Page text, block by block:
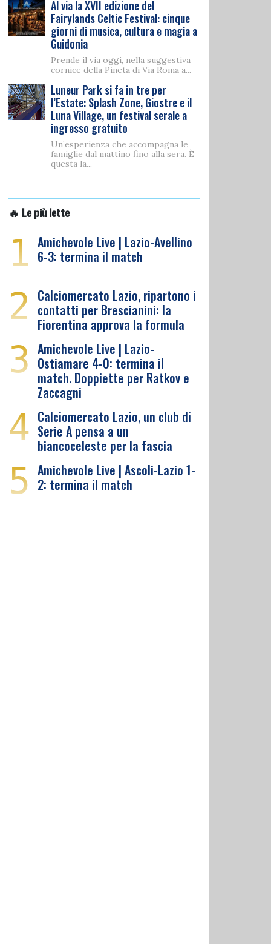
Al via la XVII edizione del
Fairylands Celtic Festival: cinque
giorni di musica, cultura e magia a
Guidonia
Prende il via oggi, nella suggestiva
cornice della Pineta di Via Roma a...
Luneur Park si fa in tre per
l’Estate: Splash Zone, Giostre e il
Luna Village, un festival serale a
ingresso gratuito
Un’esperienza che accompagna le
famiglie dal mattino fino alla sera. È
questa la...
🔥 Le più lette
1 Amichevole Live | Lazio-Avellino
6-3: termina il match
2 Calciomercato Lazio, ripartono i
contatti per Brescianini: la
Fiorentina approva la formula
3 Amichevole Live | Lazio-
Ostiamare 4-0: termina il
match. Doppiette per Ratkov e
Zaccagni
4 Calciomercato Lazio, un club di
Serie A pensa a un
biancoceleste per la fascia
5 Amichevole Live | Ascoli-Lazio 1-
2: termina il match